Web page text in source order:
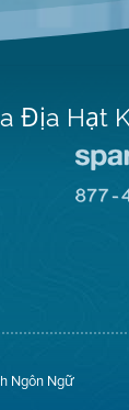
Địa Hạt
Ngôn Ngữ